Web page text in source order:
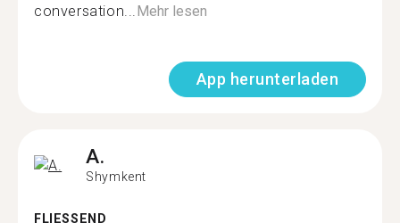
conversation...Mehr lesen
App herunterladen
A.
Shymkent
FLIESSEND